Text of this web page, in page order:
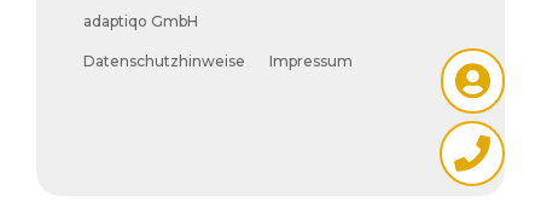


adaptiqo GmbH
Datenschutzhinweise Impressum